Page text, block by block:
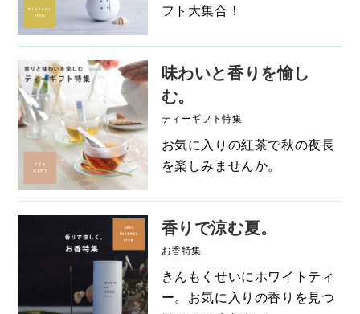
フト大集合！
味わいと香りを愉し
む。
ティーギフト特集
お気に入りの紅茶で秋の夜長
を楽しみませんか。
香りで涼む夏。
お香特集
きんもくせいにホワイトティ
ー。お気に入りの香りを見つ